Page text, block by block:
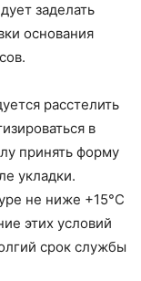
заделать
основания
расстелить
в
принять форму
укладки.
не ниже +15°C
этих условий
срок службы